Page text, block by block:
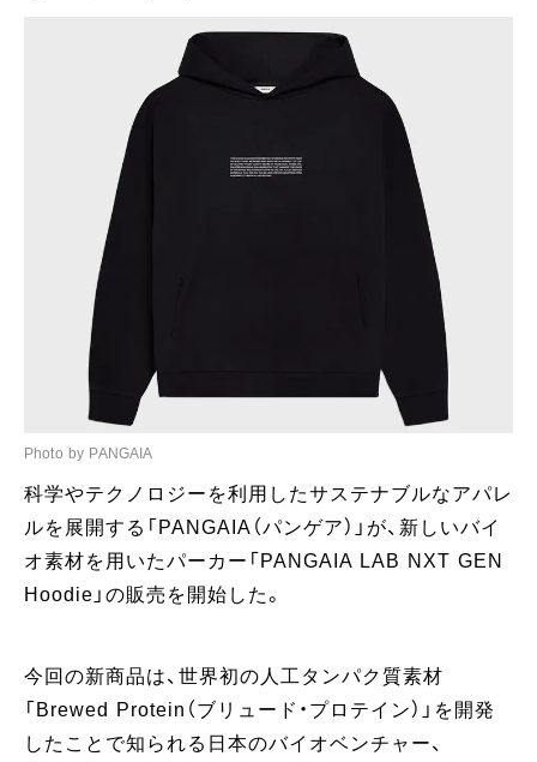
Photo by PANGAIA
科学やテクノロジーを利用したサステナブルなアパレ
ルを展開する「PANGAIA（パンゲア）」が、新しいバイ
オ素材を用いたパーカー「PANGAIA LAB NXT GEN
Hoodie」の販売を開始した。
今回の新商品は、世界初の人工タンパク質素材
「Brewed Protein（ブリュード・プロテイン）」を開発
したことで知られる日本のバイオベンチャー、